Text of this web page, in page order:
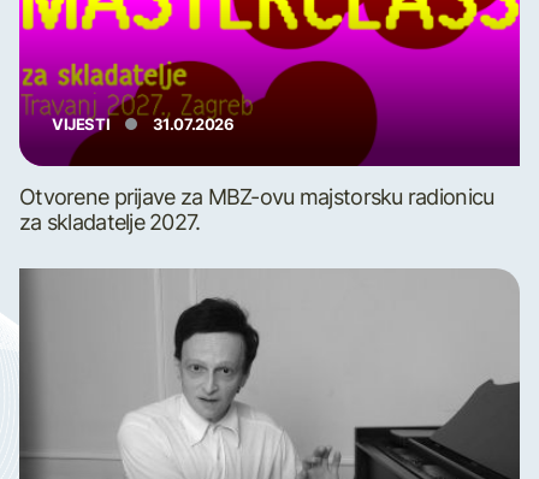
VIJESTI 31.07.2026
Otvorene prijave za MBZ-ovu majstorsku radionicu
za skladatelje 2027.